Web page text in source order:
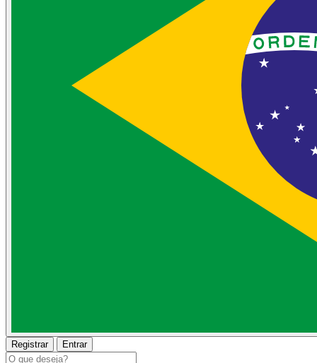
Registrar Entrar